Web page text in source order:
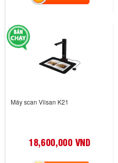
Máy scan Viisan K21
18,600,000 VND